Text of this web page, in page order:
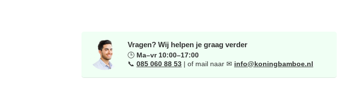
Vragen? Wij helpen je graag verder
🕒 Ma–vr 10:00–17:00
📞 085 060 88 53 | of mail naar ✉ info@koningbamboe.nl